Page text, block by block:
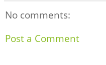
No comments:
Post a Comment